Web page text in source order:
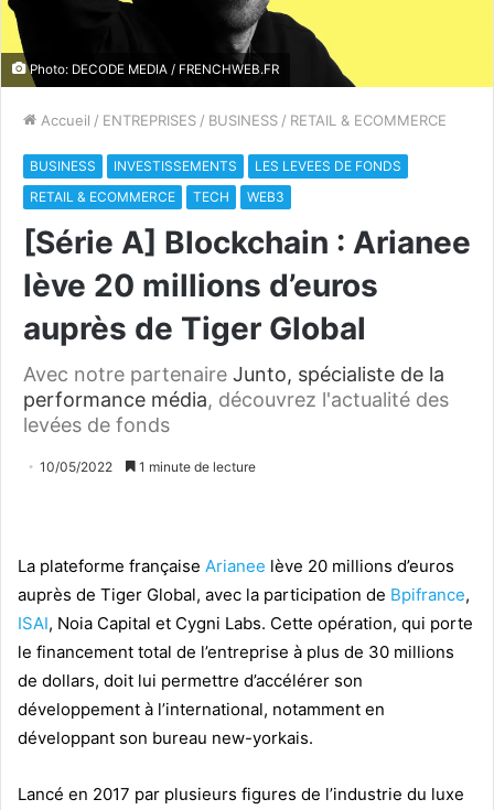
Photo: DECODE MEDIA / FRENCHWEB.FR
Accueil / ENTREPRISES / BUSINESS / RETAIL & ECOMMERCE
BUSINESS INVESTISSEMENTS
LES LEVEES DE FONDS
RETAIL & ECOMMERCE
TECH WEB3
[Série A] Blockchain : Arianee
lève 20 millions d’euros
auprès de Tiger Global
Avec notre partenaire Junto, spécialiste de la
performance média, découvrez l'actualité des
levées de fonds
10/05/2022 1 minute de lecture
La plateforme française Arianee lève 20 millions d’euros
auprès de Tiger Global, avec la participation de Bpifrance,
ISAI, Noia Capital et Cygni Labs. Cette opération, qui porte
le financement total de l’entreprise à plus de 30 millions
de dollars, doit lui permettre d’accélérer son
développement à l’international, notamment en
développant son bureau new-yorkais.
Lancé en 2017 par plusieurs figures de l’industrie du luxe